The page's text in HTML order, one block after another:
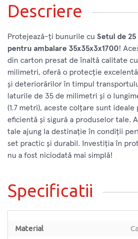
Descriere
Protejează-ți bunurile cu Setul de
pentru ambalare 35x35x3x1700!
din carton presat de înaltă calitate
milimetri, oferă o protecție
și deteriorărilor în timpul
laturile de 35 de milimetri și o
(1.7 metri), aceste colțare sunt ideale
eficientă și sigură a produselor tale.
tale ajung la destinație în condiții
set practic și durabil. Investiția în
nu a fost niciodată mai simplă!
Specificatii
Material